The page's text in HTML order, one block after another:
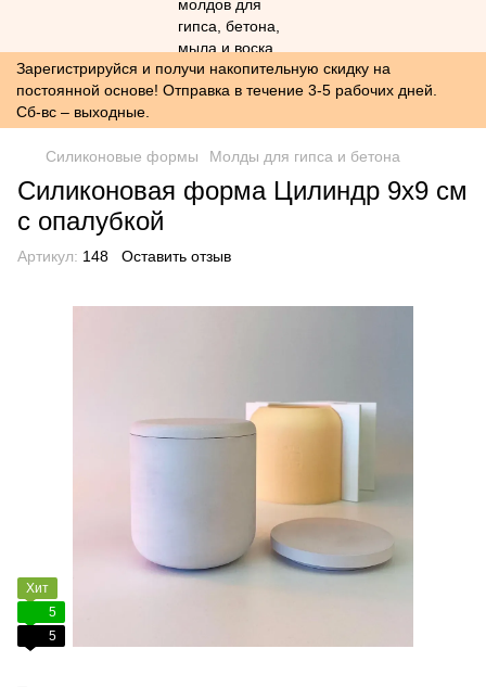
Зарегистрируйся и получи накопительную скидку на
постоянной основе! Отправка в течение 3-5 рабочих дней.
Сб-вс – выходные.
Силиконовые формы Молды для гипса и бетона
Силиконовая форма Цилиндр 9х9 см
с опалубкой
Артикул: 148 Оставить отзыв
Хит
5
5